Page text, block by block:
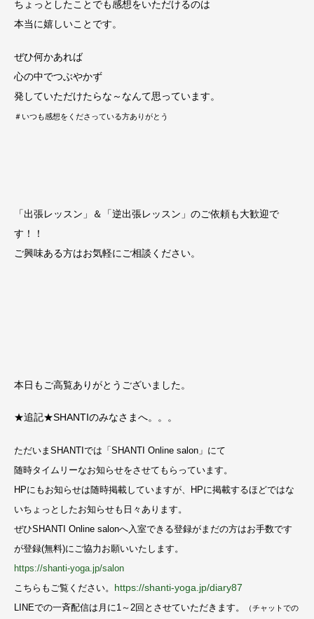
ちょっとしたことでも感想をいただけるのは
本当に嬉しいことです。
ぜひ何かあれば
心の中でつぶやかず
発していただけたらな～なんて思っています。
＃いつも感想をくださっている方ありがとう
「出張レッスン」＆「逆出張レッスン」のご依頼も大歓迎で
す！！
ご興味ある方はお気軽にご相談ください。
本日もご高覧ありがとうございました。
★追記★SHANTIのみなさまへ。。。
ただいまSHANTIでは「SHANTI Online salon」にて
随時タイムリーなお知らせをさせてもらっています。
HPにもお知らせは随時掲載していますが、
HPに掲載するほどではな
いちょっとしたお知らせも日々あります。
ぜひSHANTI Online salonへ入室できる登録がまだの方はお手数です
が登録(無料)にご協力お願いいたします。
https://shanti-yoga.jp/salon
こちらもご覧ください。 https://shanti-yoga.jp/diary87
LINEでの一斉配信は月に1～2回とさせていただきます。 （チャットでの